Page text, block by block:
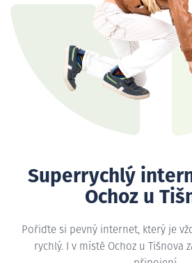
Superrychlý
Ochoz u
Pořiďte si pevný internet, který je
rychlý. I v místě Ochoz u Tišnova